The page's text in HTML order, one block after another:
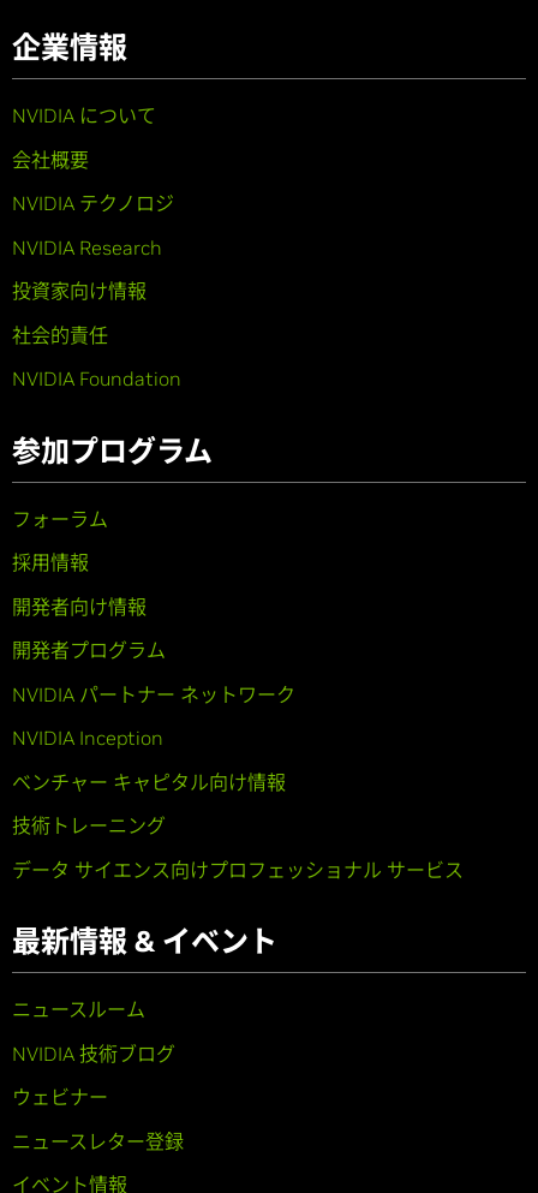
企業情報
NVIDIA について
会社概要
NVIDIA テクノロジ
NVIDIA Research
投資家向け情報
社会的責任
NVIDIA Foundation
参加プログラム
フォーラム
採用情報
開発者向け情報
開発者プログラム
NVIDIA パートナー ネットワーク
NVIDIA Inception
ベンチャー キャピタル向け情報
技術トレーニング
データ サイエンス向けプロフェッショナル サービス
最新情報 & イベント
ニュースルーム
NVIDIA 技術ブログ
ウェビナー
ニュースレター登録
イベント情報